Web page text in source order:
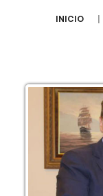
INICIO